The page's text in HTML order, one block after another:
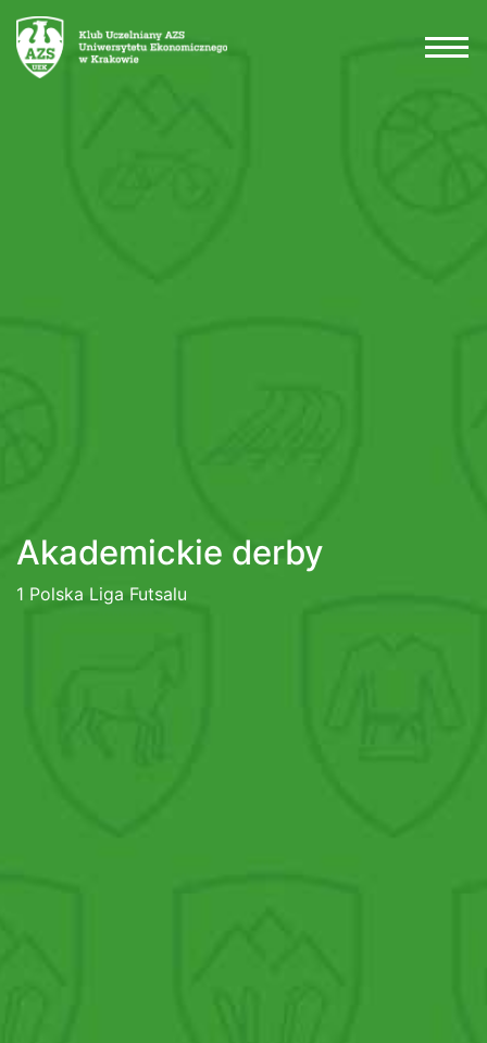
Akademickie derby
1 Polska Liga Futsalu